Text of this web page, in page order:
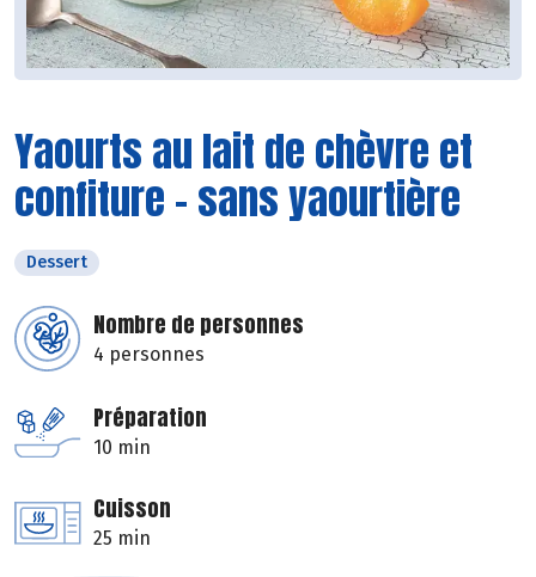
Yaourts au lait de chèvre et
confiture - sans yaourtière
Dessert
Nombre de personnes
4 personnes
Préparation
10 min
Cuisson
25 min